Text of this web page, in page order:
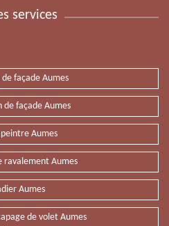
services
façade Aumes
de façade Aumes
Aumes
ravalement Aumes
Aumes
de volet Aumes